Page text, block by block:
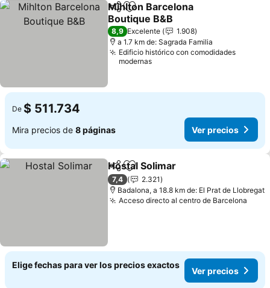
CompartirAgregar a favoritos
Mihlton Barcelona
Boutique B&B
Ver precios
8,9 Excelente
1.908
a 1.7 km de: Sagrada Familia
Edificio histórico con comodidades
modernas
De $ 511.734
Mira precios de 8 páginas Ver precios
CompartirAgregar a favoritos
Hostal Solimar
7,4
2.321
Badalona, a 18.8 km de: El Prat de Llobregat
Acceso directo al centro de Barcelona
Elige fechas para ver los precios exactos
Ver precios